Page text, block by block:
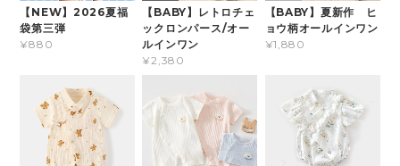
【NEW】2026夏福
袋第三弾
¥880
【BABY】レトロチェ
ックロンパース/オー
ルインワン
¥2,380
【BABY】夏新作 ヒ
ョウ柄オールインワン
¥1,880